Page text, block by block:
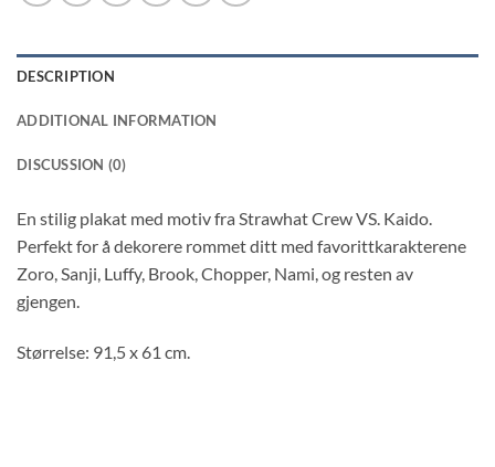
DESCRIPTION
ADDITIONAL INFORMATION
DISCUSSION (0)
En stilig plakat med motiv fra Strawhat Crew VS. Kaido.
Perfekt for å dekorere rommet ditt med favorittkarakterene
Zoro, Sanji, Luffy, Brook, Chopper, Nami, og resten av
gjengen.
Størrelse: 91,5 x 61 cm.